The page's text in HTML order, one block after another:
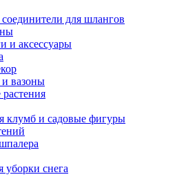
для шлангов
и аксессуары
вазоны
клумб и садовые фигуры
уборки снега